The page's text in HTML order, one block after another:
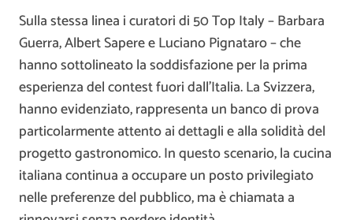
Sulla stessa linea i curatori di 50 Top Italy – Barbara
Guerra, Albert Sapere e Luciano Pignataro – che
hanno sottolineato la soddisfazione per la prima
esperienza del contest fuori dall’Italia. La Svizzera,
hanno evidenziato, rappresenta un banco di prova
particolarmente attento ai dettagli e alla solidità del
progetto gastronomico. In questo scenario, la cucina
italiana continua a occupare un posto privilegiato
nelle preferenze del pubblico, ma è chiamata a